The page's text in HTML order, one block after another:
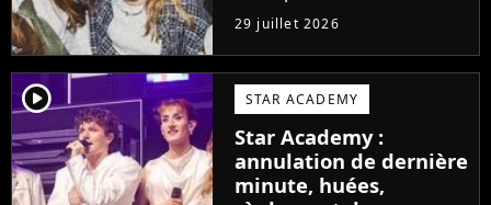
tournée de la Star
Academy vient de se
terminer dans les
larmes. Sur les réseaux
sociaux, les élèves
adressent un dernier
message au public...
29 juillet 2026
player2 STAR ACADEMY
Star Academy :
annulation de dernière
minute, huées,